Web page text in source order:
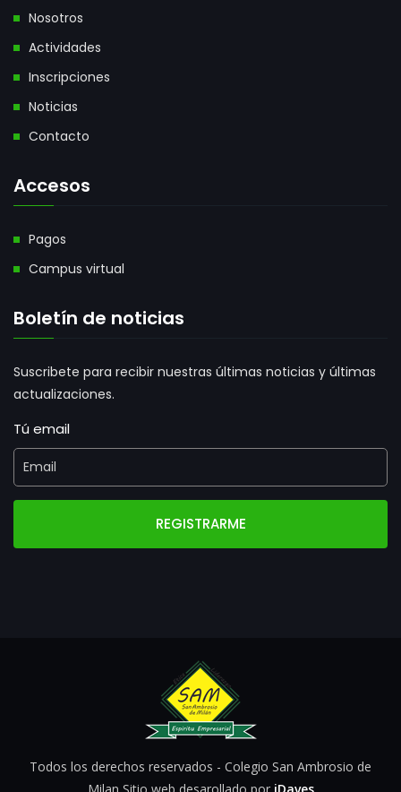
Nosotros
Actividades
Inscripciones
Noticias
Contacto
Accesos
Pagos
Campus virtual
Boletín de noticias
Suscribete para recibir nuestras últimas noticias y últimas
actualizaciones.
Tú email
REGISTRARME
Todos los derechos reservados - Colegio San Ambrosio de
Milan Sitio web desarollado por iDaves